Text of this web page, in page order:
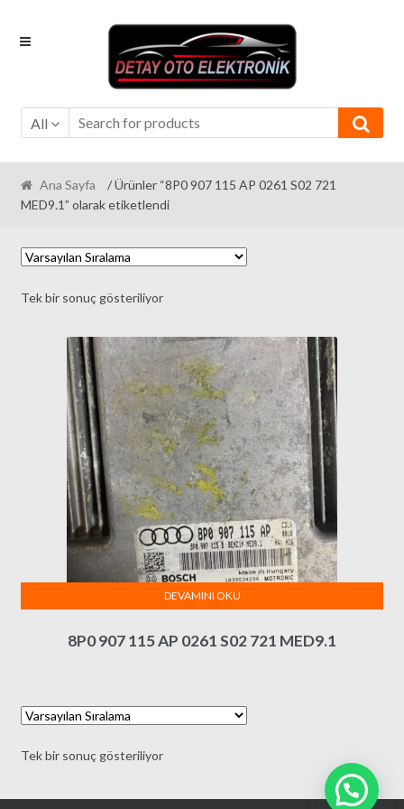
Skip
Skip
All
Ana Sayfa
/ Ürünler “8P0 907 115 AP 0261 S02 721
MED9.1” olarak etiketlendi
Tek bir sonuç gösteriliyor
8P0 907 115 AP 0261 S02 721 MED9.1
DEVAMINI OKU
Tek bir sonuç gösteriliyor